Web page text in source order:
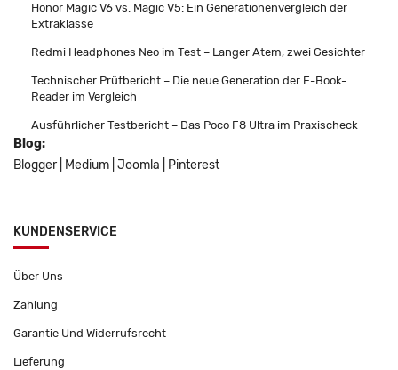
Honor Magic V6 vs. Magic V5: Ein Generationenvergleich der
Extraklasse
Redmi Headphones Neo im Test – Langer Atem, zwei Gesichter
Technischer Prüfbericht – Die neue Generation der E-Book-
Reader im Vergleich
Ausführlicher Testbericht – Das Poco F8 Ultra im Praxischeck
Blog:
Blogger
Medium Joomla Pinterest
KUNDENSERVICE
Über Uns
Zahlung
Garantie Und Widerrufsrecht
Lieferung